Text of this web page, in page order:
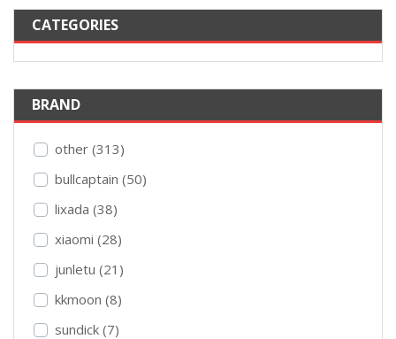
CATEGORIES
BRAND
other (313)
bullcaptain (50)
lixada (38)
xiaomi (28)
junletu (21)
kkmoon (8)
sundick (7)